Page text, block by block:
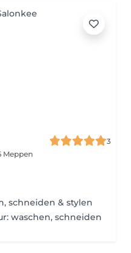
3
Meppen
schneiden & stylen
waschen, schneiden